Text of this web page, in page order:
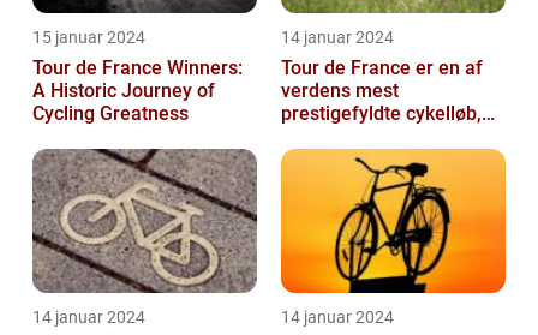
15 januar 2024
Tour de France Winners:
A Historic Journey of
Cycling Greatness
14 januar 2024
Tour de France er en af
verdens mest
prestigefyldte cykelløb,
seere hver...
14 januar 2024 14 januar 2024